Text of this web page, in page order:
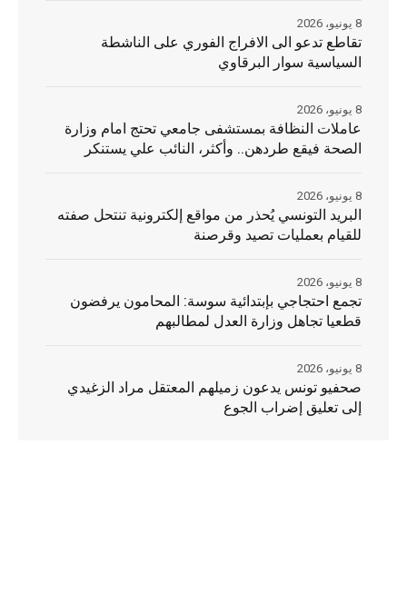
تقاطع تدعو الى الافراج الفوري على الناشطة
السياسية سوار البرقاوي
8 يونيو، 2026
عاملات النظافة بمستشفى جامعي تحتج امام وزارة
الصحة فيقع طردهن.. وأكثر، النائب علي يستنكر
8 يونيو، 2026
البريد التونسي يُحذر من مواقع إلكترونية تنتحل صفته
للقيام بعمليات تصيد وقرصنة
8 يونيو، 2026
تجمع احتجاجي بإبتدائية سوسة: المحامون يرفضون
قطعيا تجاهل وزارة العدل لمطالبهم
8 يونيو، 2026
صحفيو تونس يدعون زميلهم المعتقل مراد الزغيدي
إلى تعليق إضراب الجوع
8 يونيو، 2026